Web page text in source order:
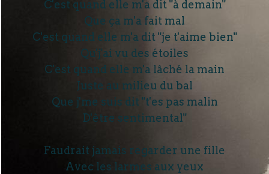
C'est quand elle m'a dit "à demain"
Que ça m'a fait mal
C'est quand elle m'a dit "je t'aime bien"
Qu'j'ai vu des étoiles
C'est quand elle m'a lâché la main
Juste au milieu du bal
Que j'me suis dit "t'es pas malin
D'être sentimental"
Faudrait jamais regarder une fille
Avec les larmes aux yeux